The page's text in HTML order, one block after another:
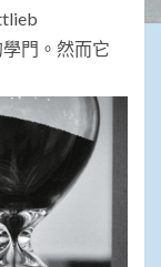
門。然而它